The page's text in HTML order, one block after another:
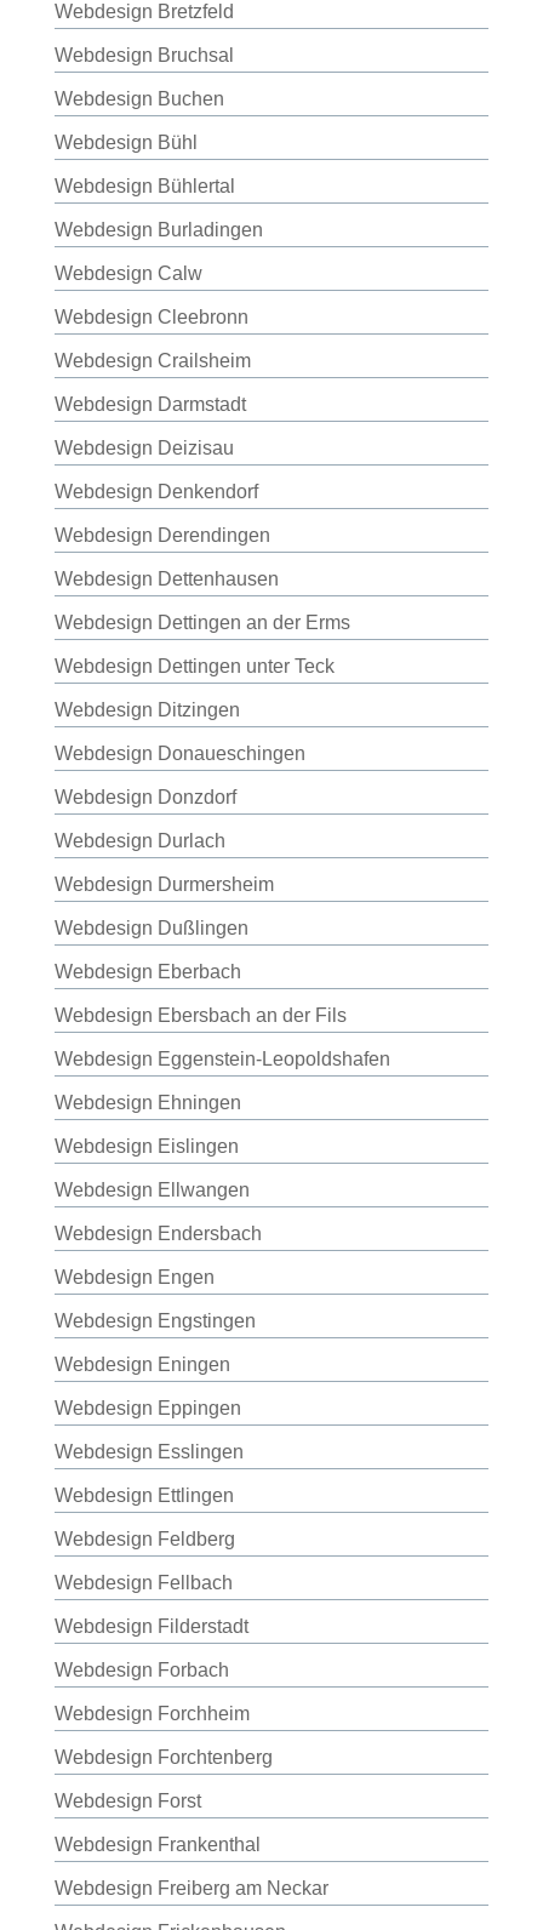
Webdesign Bretzfeld
Webdesign Bruchsal
Webdesign Buchen
Webdesign Bühl
Webdesign Bühlertal
Webdesign Burladingen
Webdesign Calw
Webdesign Cleebronn
Webdesign Crailsheim
Webdesign Darmstadt
Webdesign Deizisau
Webdesign Denkendorf
Webdesign Derendingen
Webdesign Dettenhausen
Webdesign Dettingen an der Erms
Webdesign Dettingen unter Teck
Webdesign Ditzingen
Webdesign Donaueschingen
Webdesign Donzdorf
Webdesign Durlach
Webdesign Durmersheim
Webdesign Dußlingen
Webdesign Eberbach
Webdesign Ebersbach an der Fils
Webdesign Eggenstein-Leopoldshafen
Webdesign Ehningen
Webdesign Eislingen
Webdesign Ellwangen
Webdesign Endersbach
Webdesign Engen
Webdesign Engstingen
Webdesign Eningen
Webdesign Eppingen
Webdesign Esslingen
Webdesign Ettlingen
Webdesign Feldberg
Webdesign Fellbach
Webdesign Filderstadt
Webdesign Forbach
Webdesign Forchheim
Webdesign Forchtenberg
Webdesign Forst
Webdesign Frankenthal
Webdesign Freiberg am Neckar